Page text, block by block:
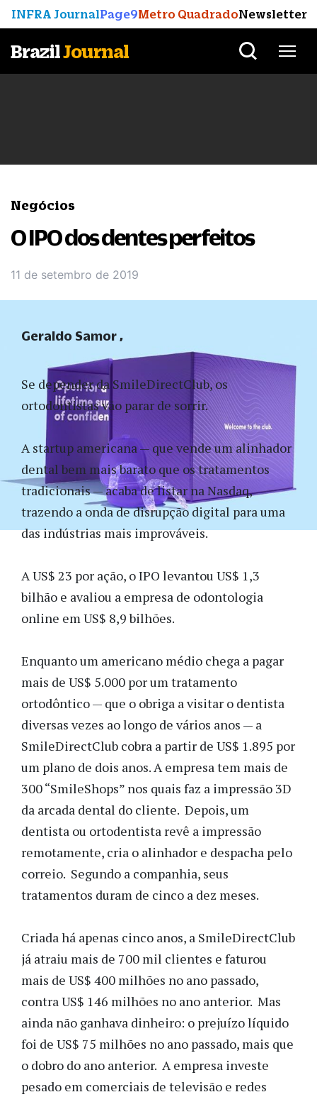
INFRA JournalPage9Metro QuadradoNewsletter
BrazilJournal
Negócios
O IPO dos dentes perfeitos
11 de setembro de 2019
Se depender da SmileDirectClub, os
ortodontistas vão parar de sorrir.
A startup americana — que vende um alinhador
dental bem mais barato que os tratamentos
tradicionais — acaba de listar na Nasdaq,
trazendo a onda de disrupção digital para uma
das indústrias mais improváveis.
A US$ 23 por ação, o IPO levantou US$ 1,3
bilhão e avaliou a empresa de odontologia
online em US$ 8,9 bilhões.
Enquanto um americano médio chega a pagar
mais de US$ 5.000 por um tratamento
ortodôntico — que o obriga a visitar o dentista
diversas vezes ao longo de vários anos — a
SmileDirectClub cobra a partir de US$ 1.895 por
um plano de dois anos. A empresa tem mais de
300 “SmileShops” nos quais faz a impressão 3D
da arcada dental do cliente. Depois, um
dentista ou ortodentista revê a impressão
remotamente, cria o alinhador e despacha pelo
correio. Segundo a companhia, seus
tratamentos duram de cinco a dez meses.
Criada há apenas cinco anos, a SmileDirectClub
já atraiu mais de 700 mil clientes e faturou
mais de US$ 400 milhões no ano passado,
contra US$ 146 milhões no ano anterior. Mas
ainda não ganhava dinheiro: o prejuízo líquido
foi de US$ 75 milhões no ano passado, mais que
o dobro do ano anterior. A empresa investe
pesado em comerciais de televisão e redes
Geraldo Samor